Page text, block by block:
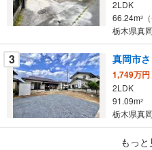
存
す
る
2LDK
66.24m2
栃木県真
3 真岡市
1,749万円
2LDK
91.09m2
栃木県真
真岡市
もっと